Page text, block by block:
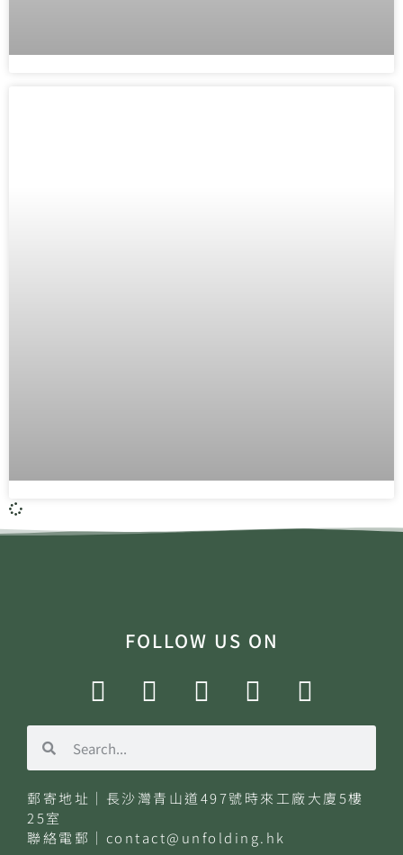
FOLLOW US ON
郵寄地址｜長沙灣青山道497號時來工廠大廈5樓
25室
聯絡電郵｜ contact@unfolding.hk